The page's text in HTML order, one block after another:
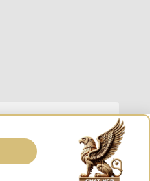
Conoce GOV.CO